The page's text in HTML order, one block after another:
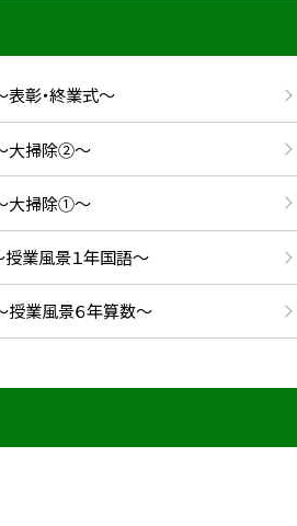
表彰・終業式～
～大掃除②～
～大掃除①～
授業風景１年国語～
授業風景６年算数～